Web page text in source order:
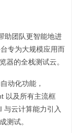
助团队更智能地进
专为大规模应用而
器的全栈测试云。
动化功能，
以及所有主流框
与云计算能力引入
测试。